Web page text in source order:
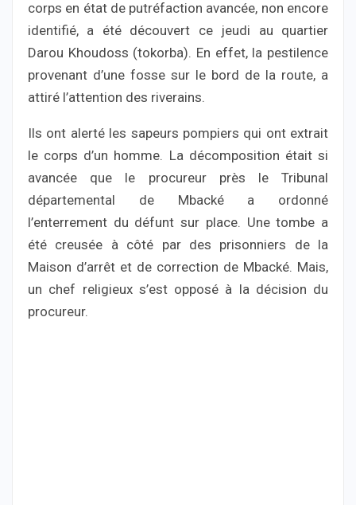
corps en état de putréfaction avancée, non encore
identifié, a été découvert ce jeudi au quartier
Darou Khoudoss (tokorba). En effet, la pestilence
provenant d’une fosse sur le bord de la route, a
attiré l’attention des riverains.
Ils ont alerté les sapeurs pompiers qui ont extrait
le corps d’un homme. La décomposition était si
avancée que le procureur près le Tribunal
départemental de Mbacké a ordonné
l’enterrement du défunt sur place. Une tombe a
été creusée à côté par des prisonniers de la
Maison d’arrêt et de correction de Mbacké. Mais,
un chef religieux s’est opposé à la décision du
procureur.